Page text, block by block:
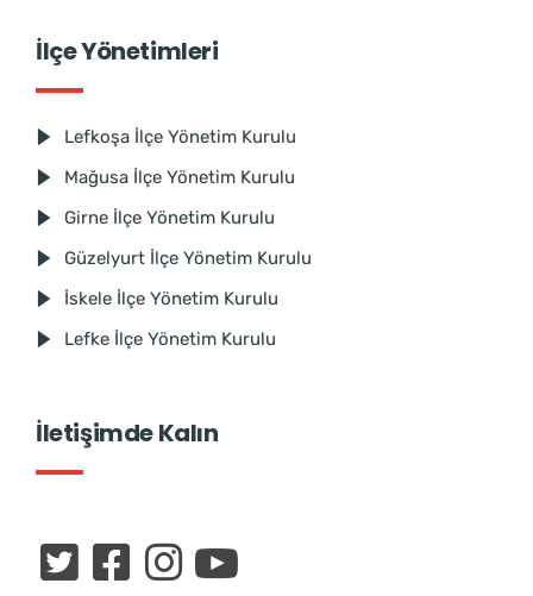
İlçe Yönetimleri
Lefkoşa İlçe Yönetim Kurulu
Mağusa İlçe Yönetim Kurulu
Girne İlçe Yönetim Kurulu
Güzelyurt İlçe Yönetim Kurulu
İskele İlçe Yönetim Kurulu
Lefke İlçe Yönetim Kurulu
İletişimde Kalın